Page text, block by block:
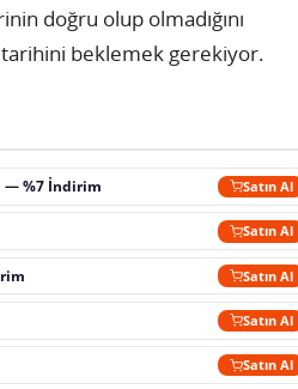
doğru olup olmadığını
tarihini beklemek gerekiyor.
— %7 İndirim Satın Al
Satın Al
Satın Al
Satın Al
Satın Al